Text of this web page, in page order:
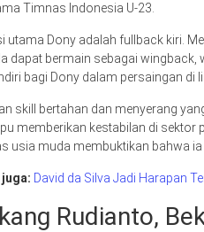
Timnas Indonesia U-23.
utama Dony adalah fullback kiri.
dapat bermain sebagai
bagi Dony dalam persaingan di
skill bertahan dan menyerang
memberikan kestabilan di sektor
usia muda membuktikan bahwa
juga: David da Silva Jadi Harapan
Rudianto,